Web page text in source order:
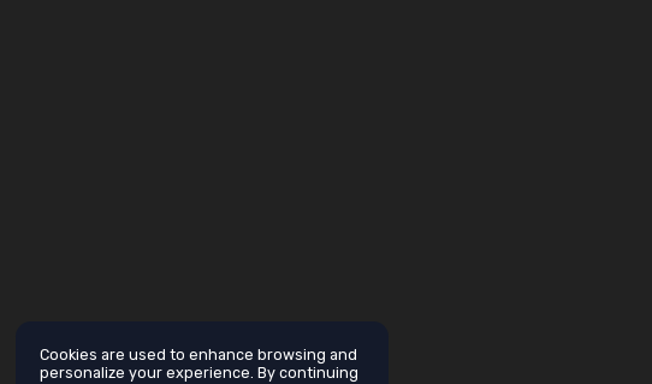
Cookies are used to enhance browsing and
personalize your experience. By continuing